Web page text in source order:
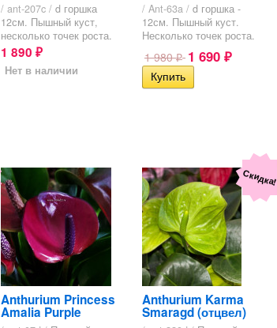
/ ant-207c / d горшка
12см. Пышный куст,
несколько точек роста.
1 890 ₽
Нет в наличии
/ Ant-63a / d горшка -
12см. Пышный куст.
Несколько точек роста.
1 980₽ 1 690 ₽
Anthurium Princess
Amalia Purple
Скидка!
Anthurium Karma
Smaragd (отцвел)